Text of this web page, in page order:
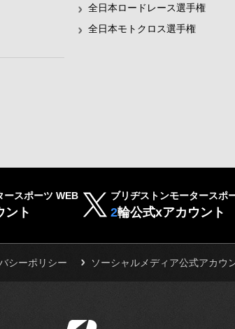
全日本ロードレース選手権
全日本モトクロス選手権
ースポーツ WEB
ント
ブリヂストンモータースポ
2輪公式xアカウント
シーポリシー ソーシャルメディア公式アカウ